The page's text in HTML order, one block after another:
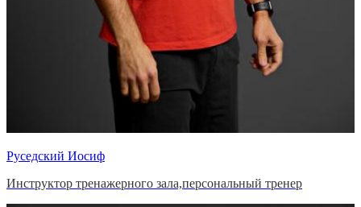
Руседский Иосиф
Инструктор тренажерного зала,персональный тренер